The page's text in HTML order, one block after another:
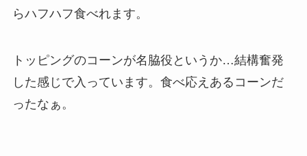
らハフハフ食べれます。
トッピングのコーンが名脇役というか…結構奮発
した感じで入っています。食べ応えあるコーンだ
ったなぁ。